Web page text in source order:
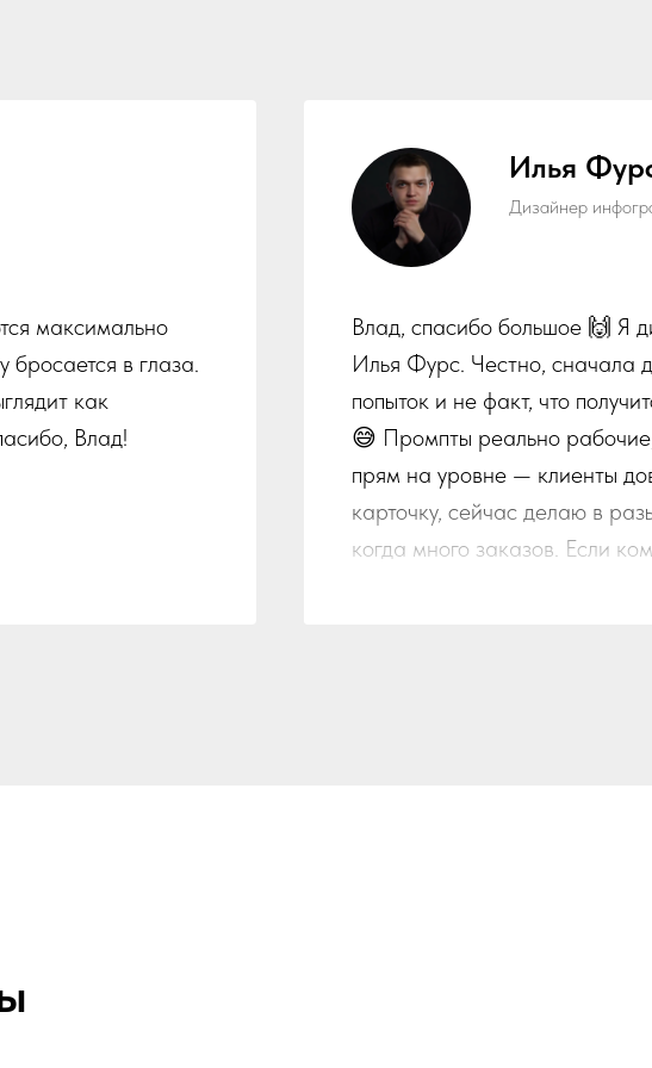
максимально
в глаза.
как
Влад!
Илья
Дизайнер
Влад, спасибо большое 🙌 Я
Илья Фурс. Честно, сначала
попыток и не факт, что
😅 Промпты реально
прям на уровне — клиенты
карточку, сейчас делаю в
когда много заказов. Если